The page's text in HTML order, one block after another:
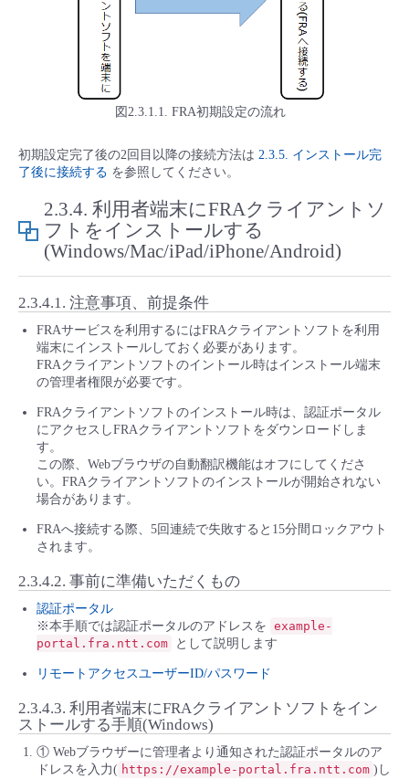
- Flexible Remote Access
- vUTM2
図2.3.1.1. FRA初期設定の流れ
初期設定完了後の2回目以降の接続方法は 2.3.5. インストール完
了後に接続する を参照してください。
2.3.4. 利用者端末にFRAクライアントソ
フトをインストールする
(Windows/Mac/iPad/iPhone/Android)
2.3.4.1. 注意事項、前提条件
FRAサービスを利用するにはFRAクライアントソフトを利用
端末にインストールしておく必要があります。
FRAクライアントソフトのイントール時はインストール端末
の管理者権限が必要です。
FRAクライアントソフトのインストール時は、認証ポータル
にアクセスしFRAクライアントソフトをダウンロードしま
す。
この際、Webブラウザの自動翻訳機能はオフにしてくださ
い。FRAクライアントソフトのインストールが開始されない
場合があります。
FRAへ接続する際、5回連続で失敗すると15分間ロックアウト
されます。
2.3.4.2. 事前に準備いただくもの
認証ポータル
※本手順では認証ポータルのアドレスを example-
portal.fra.ntt.com
として説明します
リモートアクセスユーザーID/パスワード
2.3.4.3. 利用者端末にFRAクライアントソフトをイン
ストールする手順(Windows)
① Webブラウザーに管理者より通知された認証ポータルのア
ドレスを入力( https://example-portal.fra.ntt.com )し